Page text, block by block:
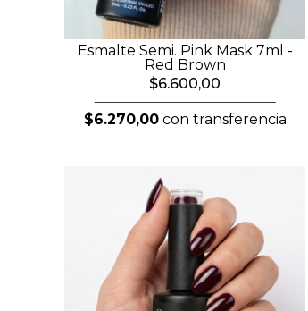
Esmalte Semi. Pink Mask 7ml -
Red Brown
$6.600,00
$6.270,00con transferencia